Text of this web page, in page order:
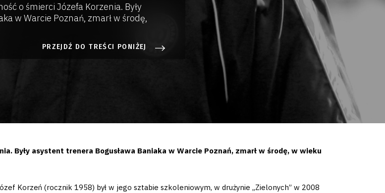
o śmierci Józefa Korzenia. Były
w Warcie Poznań, zmarł w środę,
PRZEJDŹ DO TREŚCI PONIŻEJ
Były asystent trenera Bogusława Baniaka w Warcie Poznań, zmarł w środę, w wieku
Korzeń (rocznik 1958) był w jego sztabie szkoleniowym, w drużynie „Zielonych” w 2008